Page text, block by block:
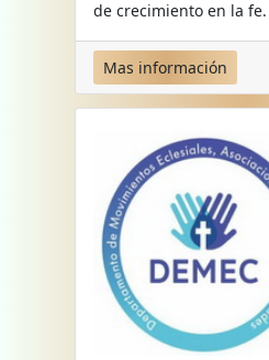
de crecimiento en la fe.
Mas información